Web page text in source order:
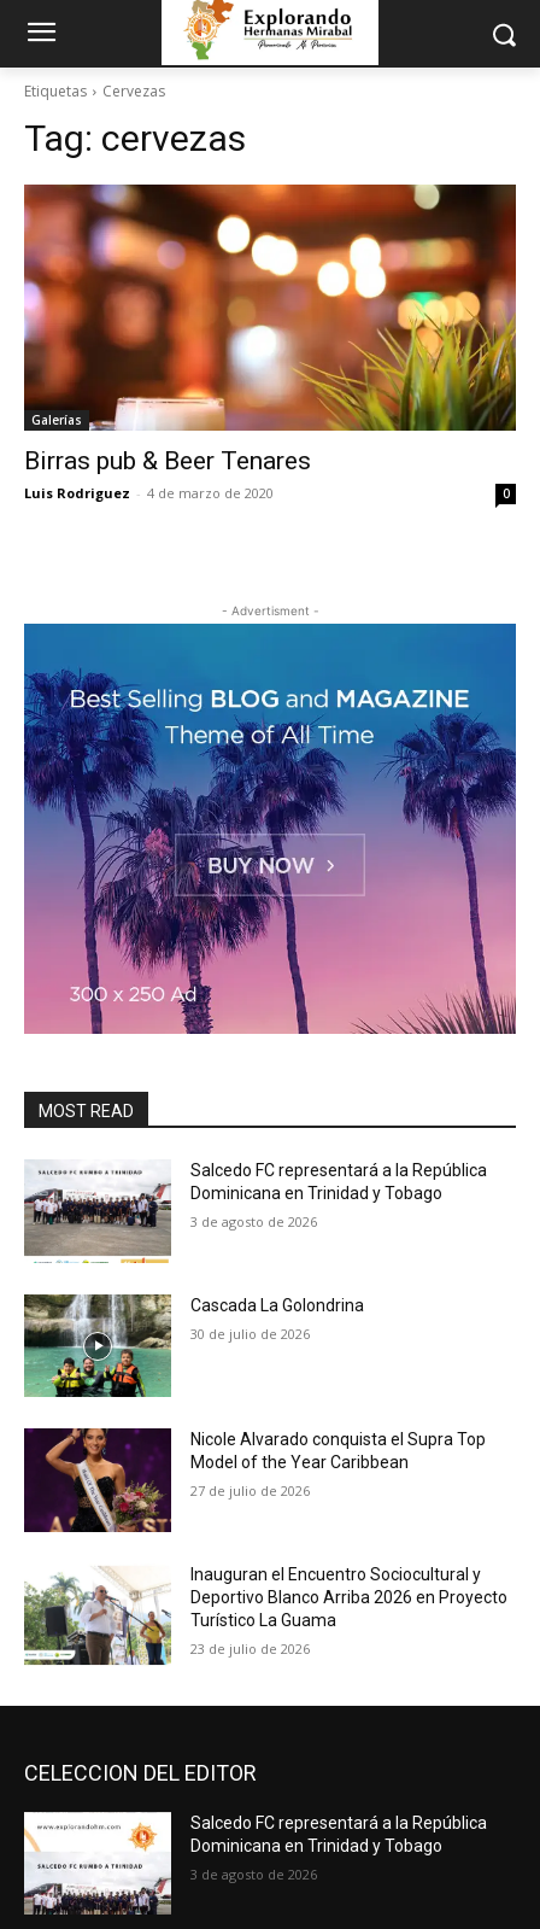
Etiquetas Cervezas
Tag: cervezas
Galerías
Birras pub & Beer Tenares
Luis Rodriguez - 4 de marzo de 2020 0
- Advertisment -
MOST READ
Salcedo FC representará a la República
Dominicana en Trinidad y Tobago
3 de agosto de 2026
Cascada La Golondrina
30 de julio de 2026
Nicole Alvarado conquista el Supra Top
Model of the Year Caribbean
27 de julio de 2026
Inauguran el Encuentro Sociocultural y
Deportivo Blanco Arriba 2026 en Proyecto
Turístico La Guama
23 de julio de 2026
CELECCION DEL EDITOR
Salcedo FC representará a la República
Dominicana en Trinidad y Tobago
3 de agosto de 2026